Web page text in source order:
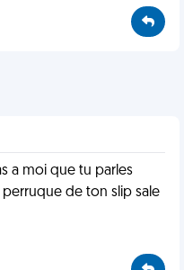
a moi que tu parles
de ton slip sale